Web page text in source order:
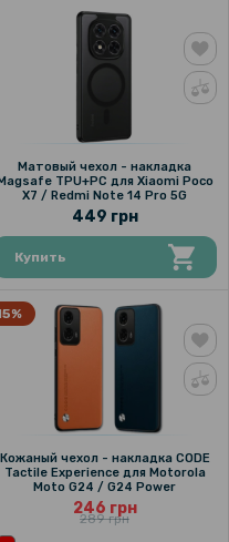
Матовый чехол - накладка
TPU+PC для Xiaomi Poco
X7 / Redmi Note 14 Pro 5G
449 грн
Купить
Кожаный чехол - накладка CODE
Tactile Experience для Motorola
Moto G24 / G24 Power
246 грн
289 грн